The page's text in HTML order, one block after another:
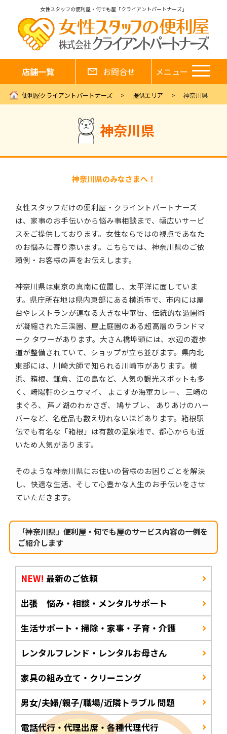
女性スタッフの便利屋・何でも屋「クライアントパートナーズ」
店舗一覧 お問合せ メニュー
便利屋クライアントパートナーズ 提供エリア 神奈川県
神奈川県
神奈川県のみなさまへ！
女性スタッフだけの便利屋・クライントパートナーズ
は、家事のお手伝いから悩み事相談まで、幅広いサービ
スをご提供しております。女性ならではの視点であなた
のお悩みに寄り添います。こちらでは、神奈川県のご依
頼例・お客様の声をお伝えします。
神奈川県は東京の真南に位置し、太平洋に面していま
す。県庁所在地は県内東部にある横浜市で、市内には屋
台やレストランが連なる大きな中華街、伝統的な造園術
が凝縮された三渓園、屋上庭園のある超高層のランドマ
ーク タワーがあります。大さん橋埠頭には、水辺の遊歩
道が整備されていて、ショップが立ち並びます。県内北
東部には、川崎大師で知られる川崎市があります。横
浜、箱根、鎌倉、江の島など、人気の観光スポットも多
く、崎陽軒のシュウマイ、 よこすか海軍カレー、 三崎の
まぐろ、 芦ノ湖のわかさぎ、 鳩サブレ、 ありあけのハー
バーなど、名産品も数え切れないほどあります。箱根駅
伝でも有名な「箱根」は有数の温泉地で、都心からも近
いため人気があります。
そのような神奈川県にお住いの皆様のお困りごとを解決
し、快適な生活、そして心豊かな人生のお手伝いをさせ
ていただきます。
「神奈川県」便利屋・何でも屋のサービス内容の一例を
ご紹介します
NEW! 最新のご依頼
出張 悩み・相談・メンタルサポート
生活サポート・掃除・家事・子育・介護
レンタルフレンド・レンタルお母さん
家具の組み立て・クリーニング
男女/夫婦/親子/職場/近隣トラブル 問題
電話代行・代理出席・各種代理代行